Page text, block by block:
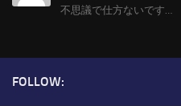
不思議で仕方ないです…
FOLLOW: